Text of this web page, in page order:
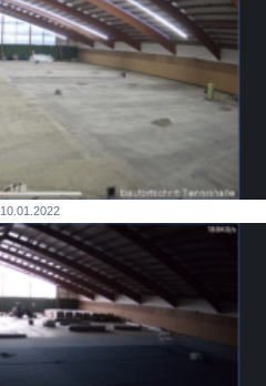
10.01.2022